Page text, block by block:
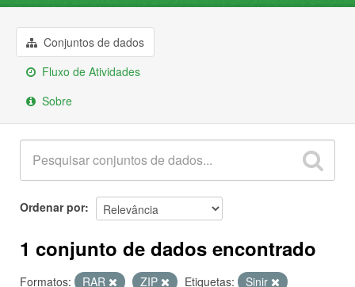
SobreConjuntos de dados
Fluxo de Atividades
Sobre
Ordenar por
1 conjunto de dados encontrado
Formatos: RAR ZIP Etiquetas:
Sinir